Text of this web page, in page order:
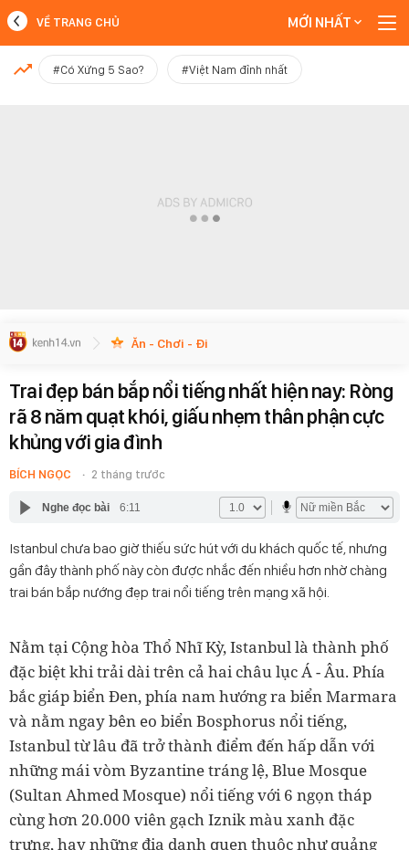
MỚI NHẤT
VỀ TRANG CHỦ MỚI NHẤT
#Có Xứng 5 Sao? #Việt Nam đỉnh nhất
Ăn - Chơi - Đi
Trai đẹp bán bắp nổi tiếng nhất hiện nay: Ròng
rã 8 năm quạt khói, giấu nhẹm thân phận cực
khủng với gia đình
BÍCH NGỌC 2 tháng trước
Nghe đọc bài 6:11
Istanbul chưa bao giờ thiếu sức hút với du khách quốc tế, nhưng
gần đây thành phố này còn được nhắc đến nhiều hơn nhờ chàng
trai bán bắp nướng đẹp trai nổi tiếng trên mạng xã hội.
Nằm tại Cộng hòa Thổ Nhĩ Kỳ, Istanbul là thành phố
đặc biệt khi trải dài trên cả hai châu lục Á - Âu. Phía
bắc giáp biển Đen, phía nam hướng ra biển Marmara
và nằm ngay bên eo biển Bosphorus nổi tiếng,
Istanbul từ lâu đã trở thành điểm đến hấp dẫn với
những mái vòm Byzantine tráng lệ, Blue Mosque
(Sultan Ahmed Mosque) nổi tiếng với 6 ngọn tháp
cùng hơn 20.000 viên gạch Iznik màu xanh đặc
trưng, hay những địa danh quen thuộc như quảng